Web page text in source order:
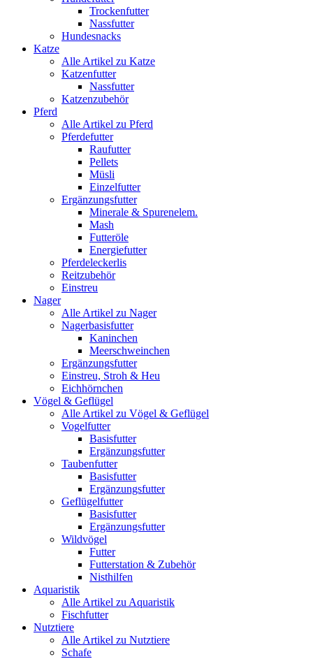
Trockenfutter
Nassfutter
Hundesnacks
Katze
Alle Artikel zu Katze
Katzenfutter
Nassfutter
Katzenzubehör
Pferd
Alle Artikel zu Pferd
Pferdefutter
Raufutter
Pellets
Müsli
Einzelfutter
Ergänzungsfutter
Minerale & Spurenelem.
Mash
Futteröle
Energiefutter
Pferdeleckerlis
Reitzubehör
Einstreu
Nager
Alle Artikel zu Nager
Nagerbasisfutter
Kaninchen
Meerschweinchen
Ergänzungsfutter
Einstreu, Stroh & Heu
Eichhörnchen
Vögel & Geflügel
Alle Artikel zu Vögel & Geflügel
Vogelfutter
Basisfutter
Ergänzungsfutter
Taubenfutter
Basisfutter
Ergänzungsfutter
Geflügelfutter
Basisfutter
Ergänzungsfutter
Wildvögel
Futter
Futterstation & Zubehör
Nisthilfen
Aquaristik
Alle Artikel zu Aquaristik
Fischfutter
Nutztiere
Alle Artikel zu Nutztiere
Schafe